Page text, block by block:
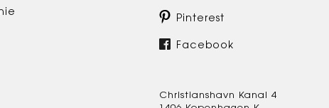
Pinterest
Facebook
Christianshavn Kanal 4